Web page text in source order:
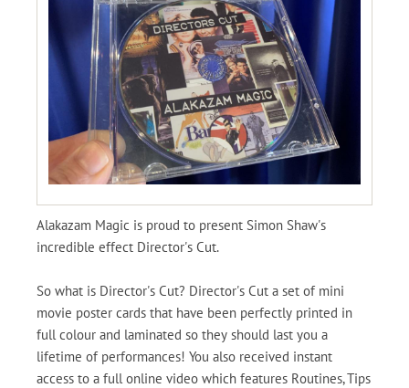
Alakazam Magic is proud to present Simon Shaw's
incredible effect Director's Cut.
So what is Director's Cut? Director's Cut a set of mini
movie poster cards that have been perfectly printed in
full colour and laminated so they should last you a
lifetime of performances! You also received instant
access to a full online video which features Routines, Tips